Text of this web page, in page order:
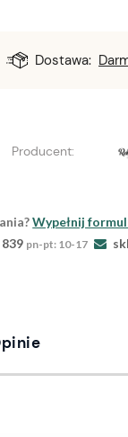
Dostawa:
Producent:
Wypełnij
pn-pt: 10-17